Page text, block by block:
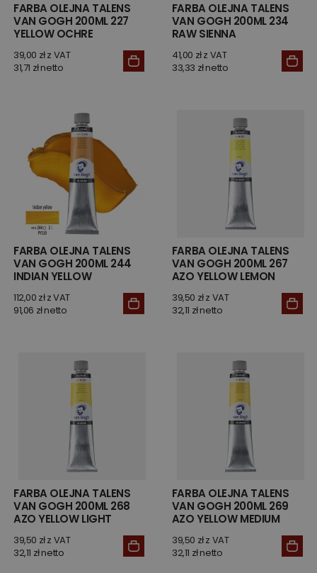
FARBA OLEJNA TALENS
VAN GOGH 200ML 227
YELLOW OCHRE
39,00 zł z VAT
31,71 zł netto
FARBA OLEJNA TALENS
VAN GOGH 200ML 234
RAW SIENNA
41,00 zł z VAT
33,33 zł netto
FARBA OLEJNA TALENS
VAN GOGH 200ML 244
INDIAN YELLOW
112,00 zł z VAT
91,06 zł netto
FARBA OLEJNA TALENS
VAN GOGH 200ML 267
AZO YELLOW LEMON
39,50 zł z VAT
32,11 zł netto
FARBA OLEJNA TALENS
VAN GOGH 200ML 268
AZO YELLOW LIGHT
39,50 zł z VAT
32,11 zł netto
FARBA OLEJNA TALENS
VAN GOGH 200ML 269
AZO YELLOW MEDIUM
39,50 zł z VAT
32,11 zł netto